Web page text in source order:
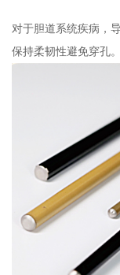
对于胆道系统疾病，
保持柔韧性避免穿孔。